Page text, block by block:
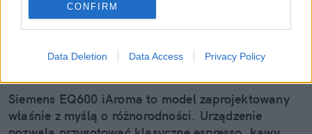
CONFIRM
Data Deletion Data Access Privacy Policy
Siemens EQ600 iAroma. Jeden
ekspres, wiele sposobów na idealną
Siemens EQ600 iAroma to model zaprojektowany
właśnie z myślą o różnorodności. Urządzenie